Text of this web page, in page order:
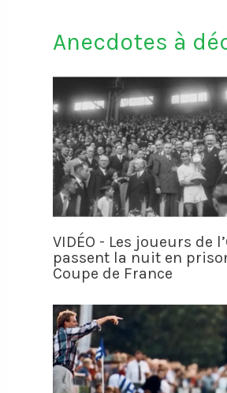
Anecdotes à
VIDÉO - Les joueurs de
passent la nuit en
Coupe de France